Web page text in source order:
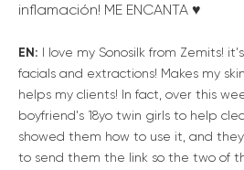
inflamación! ME ENCANTA ♥️
EN: I love my Sonosilk from Zemits!
facials and extractions! Makes my
helps my clients! In fact, over this
boyfriend's 18yo twin girls to help
showed them how to use it, and
to send them the link so the two of